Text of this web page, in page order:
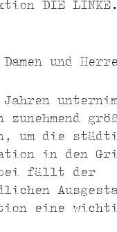
DIE
und
zunehmend
um die
in den
fällt der
eine